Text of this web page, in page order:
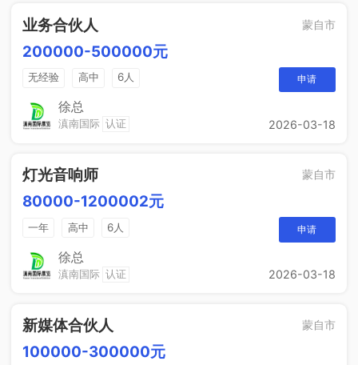
业务合伙人 蒙自市
200000-500000元
无经验 高中 6人 申请
徐总
滇南国际 认证 2026-03-18
灯光音响师 蒙自市
80000-1200002元
一年 高中 6人 申请
徐总
滇南国际 认证 2026-03-18
新媒体合伙人 蒙自市
100000-300000元